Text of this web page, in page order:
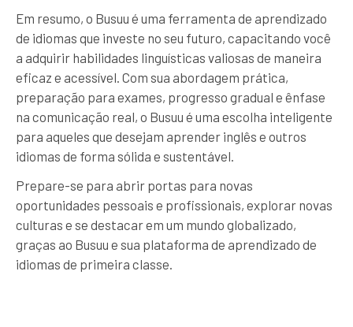
Em resumo, o Busuu é uma ferramenta de aprendizado
de idiomas que investe no seu futuro, capacitando você
a adquirir habilidades linguísticas valiosas de maneira
eficaz e acessível. Com sua abordagem prática,
preparação para exames, progresso gradual e ênfase
na comunicação real, o Busuu é uma escolha inteligente
para aqueles que desejam aprender inglês e outros
idiomas de forma sólida e sustentável.
Prepare-se para abrir portas para novas
oportunidades pessoais e profissionais, explorar novas
culturas e se destacar em um mundo globalizado,
graças ao Busuu e sua plataforma de aprendizado de
idiomas de primeira classe.